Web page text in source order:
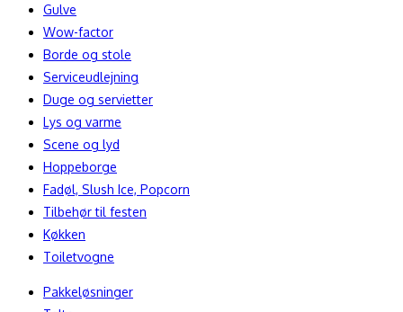
Gulve
Wow-factor
Borde og stole
Serviceudlejning
Duge og servietter
Lys og varme
Scene og lyd
Hoppeborge
Fadøl, Slush Ice, Popcorn
Tilbehør til festen
Køkken
Toiletvogne
Pakkeløsninger